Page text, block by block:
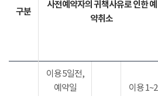
구분
사전예약자의 귀책사유로 인한 예
약취소
이용 5일전,
예약일
이용 1~2